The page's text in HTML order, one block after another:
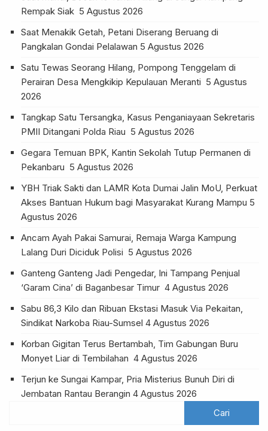
Rempak Siak 5 Agustus 2026
Saat Menakik Getah, Petani Diserang Beruang di
Pangkalan Gondai Pelalawan 5 Agustus 2026
Satu Tewas Seorang Hilang, Pompong Tenggelam di
Perairan Desa Mengkikip Kepulauan Meranti 5 Agustus
2026
Tangkap Satu Tersangka, Kasus Penganiayaan Sekretaris
PMII Ditangani Polda Riau 5 Agustus 2026
Gegara Temuan BPK, Kantin Sekolah Tutup Permanen di
Pekanbaru 5 Agustus 2026
YBH Triak Sakti dan LAMR Kota Dumai Jalin MoU, Perkuat
Akses Bantuan Hukum bagi Masyarakat Kurang Mampu 5
Agustus 2026
Ancam Ayah Pakai Samurai, Remaja Warga Kampung
Lalang Duri Diciduk Polisi 5 Agustus 2026
Ganteng Ganteng Jadi Pengedar, Ini Tampang Penjual
‘Garam Cina’ di Baganbesar Timur 4 Agustus 2026
Sabu 86,3 Kilo dan Ribuan Ekstasi Masuk Via Pekaitan,
Sindikat Narkoba Riau-Sumsel 4 Agustus 2026
Korban Gigitan Terus Bertambah, Tim Gabungan Buru
Monyet Liar di Tembilahan 4 Agustus 2026
Terjun ke Sungai Kampar, Pria Misterius Bunuh Diri di
Jembatan Rantau Berangin 4 Agustus 2026